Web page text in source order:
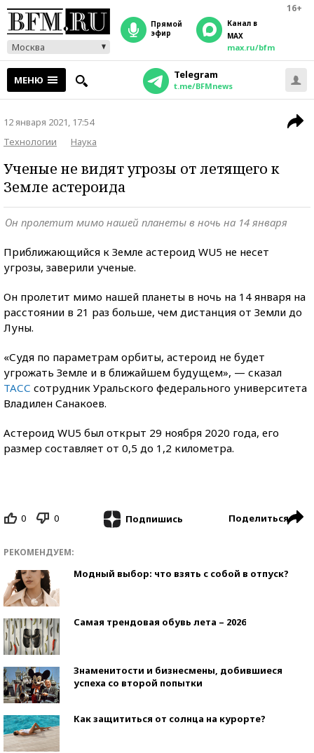
16+
Москва
прямой
эфир
Канал в
MAX
max.ru/bfm
МЕНЮ Telegram
t.me/BFMnews
12 января 2021, 17:54
Технологии
Наука
Ученые не видят угрозы от летящего к
Земле астероида
Он пролетит мимо нашей планеты в ночь на 14 января
Приближающийся к Земле астероид WU5 не несет
угрозы, заверили ученые.
Он пролетит мимо нашей планеты в ночь на 14 января на
расстоянии в 21 раз больше, чем дистанция от Земли до
Луны.
«Судя по параметрам орбиты, астероид не будет
угрожать Земле и в ближайшем будущем», — сказал
ТАСС сотрудник Уральского федерального университета
Владилен Санакоев.
Астероид WU5 был открыт 29 ноября 2020 года, его
размер составляет от 0,5 до 1,2 километра.
0 0 Подпишись Поделиться
РЕКОМЕНДУЕМ:
Модный выбор: что взять с собой в отпуск?
Самая трендовая обувь лета – 2026
Знаменитости и бизнесмены, добившиеся
успеха со второй попытки
Как защититься от солнца на курорте?